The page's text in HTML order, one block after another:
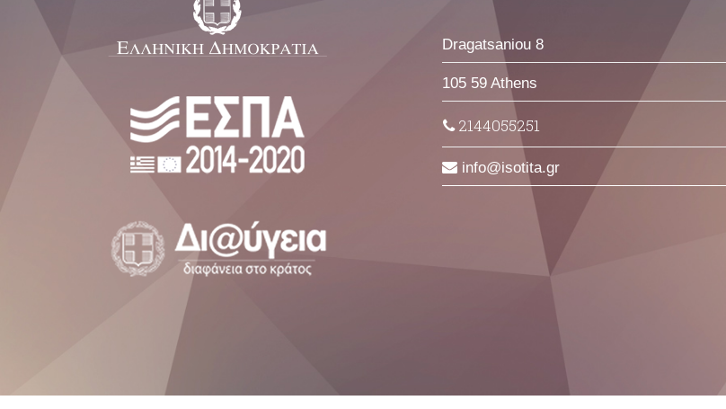
Dragatsaniou 8
105 59 Athens
2144055251
info isotita gr